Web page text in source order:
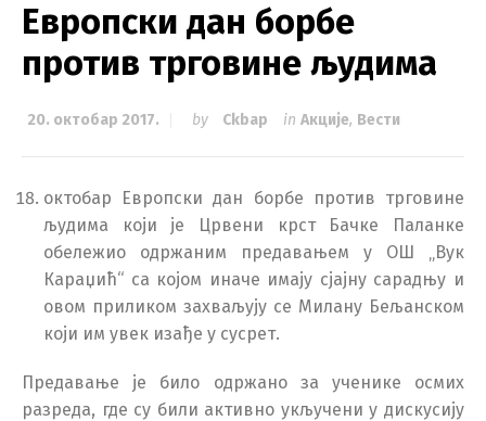
Европски дан борбе
против трговине људима
20. октобар 2017. by Ckbap in Акције, Вести
октобар Европски дан борбе против трговине
људима који је Црвени крст Бачке Паланке
обележио одржаним предавањем у ОШ „Вук
Караџић“ са којом иначе имају сјајну сарадњу и
овом приликом захваљују се Милану Бељанском
који им увек изађе у сусрет.
Предавање је било одржано за ученике осмих
разреда, где су били активно укључени у дискусију